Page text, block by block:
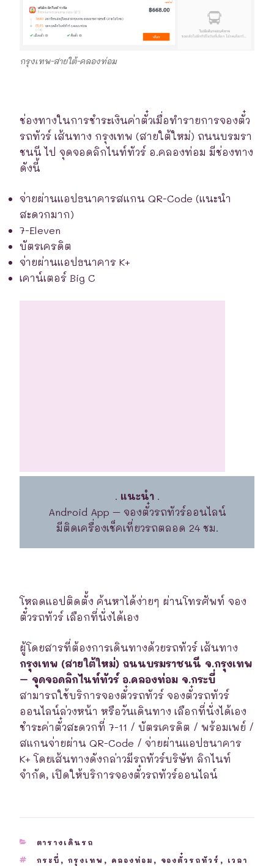
กรุงเทพ-สายใต้-คลองท่อม
ช่องทางในการชำระเงินค่าตั๋วเมื่อทำรายการจองตั๋ว
รถทัวร์ เส้นทาง กรุงเทพ (สายใต้ใหม่) ถนนบรมรา
ชนนี ไป จุดจอดลิกไนท์ทัวร์ อ.คลองท่อม มีช่องทาง
ดังนี้
จ่ายผ่านแอปธนาคารสแกน QR-Code (แนะนำ
สะดวกมาก)
7-Eleven
บัตรเครดิต
จ่ายผ่านแอปธนาคาร K+
เคาน์เตอร์ Big C
. แนะนำ.
Android App – จองตั๋วรถทัวร์ออนไลน์
มีติดเครื่องเช็คเที่ยวรถตลอด 24 ชม.
โหลดแอปติดตั้ง ค้นหาได้ง่ายๆ ผ่านโทรศัพท์ จอง
ตั๋วรถทัวร์ เลือกที่นั่งได้เอง
ผู้โดยสารที่ต้องการเดินทางด้วยรถทัวร์ เส้นทาง
กรุงเทพ (สายใต้ใหม่) ถนนบรมราชนนี จ.กรุงเทพ
– จุดจอดลิกไนท์ทัวร์ อ.คลองท่อม จ.กระบี่
สามารถใช้บริการจองตั๋วรถทัวร์ จองตั๋วรถทัวร์
ออนไลน์ล่วงหน้า หรือวันเดินทาง เลือกที่นั่งได้เอง
ชำระค่าตั๋วสะดวกที่ 7-11 / บัตรเครดิต / พร้อมเพย์ /
สแกนจ่ายผ่าน QR-Code / จ่ายผ่านแอปธนาคาร
K+ โดยเส้นทางดังกล่าวมีรถทัวร์บริษัท ลิกไนท์
จำกัด, เปิดให้บริการจองตั๋วรถทัวร์ออนไลน์
CATEGORIES
ตารางเดินรถ
TAGS
กระบี่ , กรุงเทพ , คลองท่อม , จองตั๋วรถทัวร์ , เวลา